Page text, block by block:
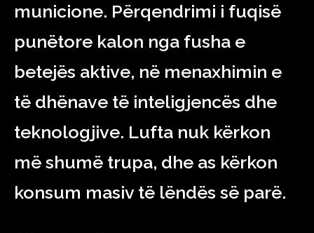
municione. Përqendrimi i fuqisë
punëtore kalon nga fusha e
betejës aktive, në menaxhimin e
të dhënave të inteligjencës dhe
teknologjive. Lufta nuk kërkon
më shumë trupa, dhe as kërkon
konsum masiv të lëndës së parë.